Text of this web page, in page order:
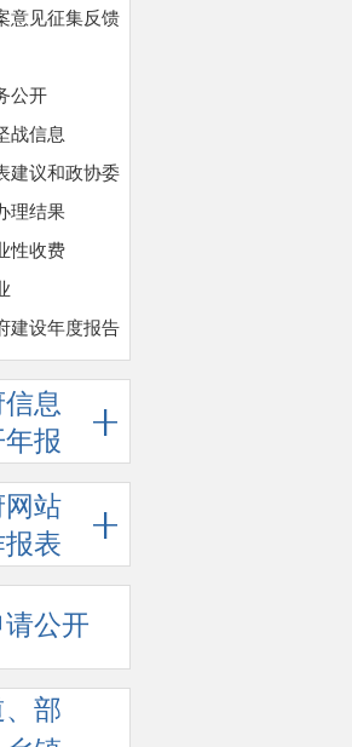
意见征集反馈
公开
战信息
建议和政协委
理结果
性收费
建设年度报告
息
报
站
表
公开
部